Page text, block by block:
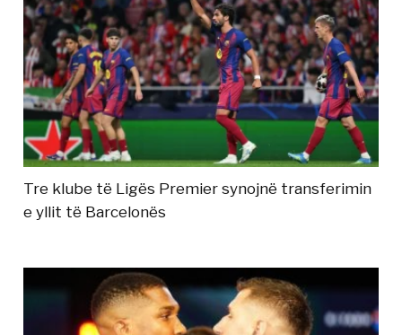
Tre klube të Ligës Premier synojnë transferimin
e yllit të Barcelonës